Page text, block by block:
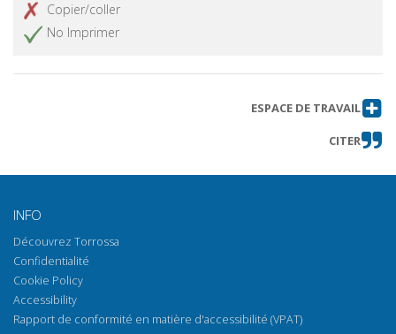
Copier/coller
No Imprimer
ESPACE DE TRAVAIL
CITER
INFO
Découvrez Torrossa
Confidentialité
Cookie Policy
Accessibility
Rapport de conformité en matière d'accessibilité (VPAT)